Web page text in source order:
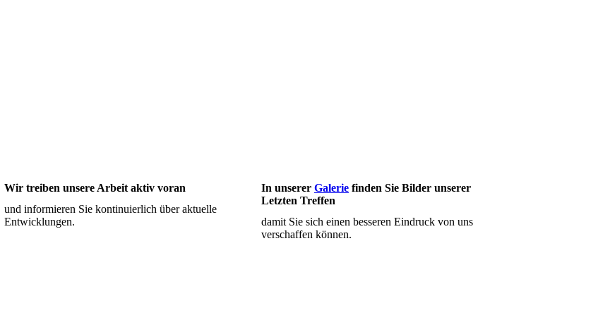
Wir treiben unsere Arbeit aktiv voran
und informieren Sie kontinuierlich über aktuelle
Entwicklungen.
In unserer Galerie finden Sie Bilder unserer
Letzten Treffen
damit Sie sich einen besseren Eindruck von uns
verschaffen können.